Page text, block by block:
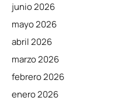
junio 2026
mayo 2026
abril 2026
marzo 2026
febrero 2026
enero 2026